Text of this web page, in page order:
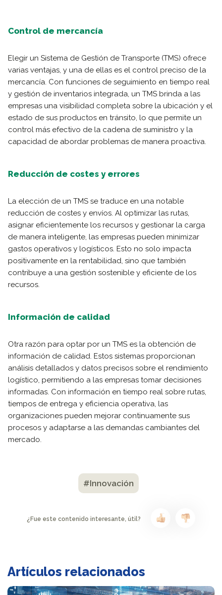
Control de mercancía
Elegir un Sistema de Gestión de Transporte (TMS) ofrece
varias ventajas, y una de ellas es el control preciso de la
mercancía. Con funciones de seguimiento en tiempo real
y gestión de inventarios integrada, un TMS brinda a las
empresas una visibilidad completa sobre la ubicación y el
estado de sus productos en tránsito, lo que permite un
control más efectivo de la cadena de suministro y la
capacidad de abordar problemas de manera proactiva.
Reducción de costes y errores
La elección de un TMS se traduce en una notable
reducción de costes y envíos. Al optimizar las rutas,
asignar eficientemente los recursos y gestionar la carga
de manera inteligente, las empresas pueden minimizar
gastos operativos y logísticos. Esto no solo impacta
positivamente en la rentabilidad, sino que también
contribuye a una gestión sostenible y eficiente de los
recursos.
Información de calidad
Otra razón para optar por un TMS es la obtención de
información de calidad. Estos sistemas proporcionan
análisis detallados y datos precisos sobre el rendimiento
logístico, permitiendo a las empresas tomar decisiones
informadas. Con información en tiempo real sobre rutas,
tiempos de entrega y eficiencia operativa, las
organizaciones pueden mejorar continuamente sus
procesos y adaptarse a las demandas cambiantes del
mercado.
#Innovación
¿Fue este contenido interesante, útil?
Artículos relacionados